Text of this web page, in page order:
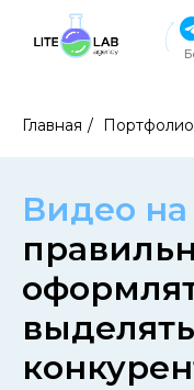
+7
Бесплатный
Главная / Портфолио
Видео на